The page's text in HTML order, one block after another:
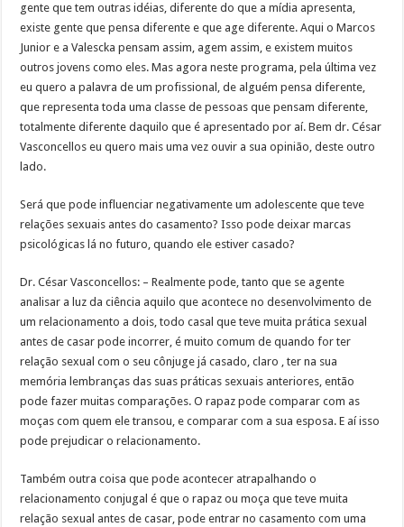
gente que tem outras idéias, diferente do que a mídia apresenta,
existe gente que pensa diferente e que age diferente. Aqui o Marcos
Junior e a Valescka pensam assim, agem assim, e existem muitos
outros jovens como eles. Mas agora neste programa, pela última vez
eu quero a palavra de um profissional, de alguém pensa diferente,
que representa toda uma classe de pessoas que pensam diferente,
totalmente diferente daquilo que é apresentado por aí. Bem dr. César
Vasconcellos eu quero mais uma vez ouvir a sua opinião, deste outro
lado.
Será que pode influenciar negativamente um adolescente que teve
relações sexuais antes do casamento? Isso pode deixar marcas
psicológicas lá no futuro, quando ele estiver casado?
Dr. César Vasconcellos: – Realmente pode, tanto que se agente
analisar a luz da ciência aquilo que acontece no desenvolvimento de
um relacionamento a dois, todo casal que teve muita prática sexual
antes de casar pode incorrer, é muito comum de quando for ter
relação sexual com o seu cônjuge já casado, claro , ter na sua
memória lembranças das suas práticas sexuais anteriores, então
pode fazer muitas comparações. O rapaz pode comparar com as
moças com quem ele transou, e comparar com a sua esposa. E aí isso
pode prejudicar o relacionamento.
Também outra coisa que pode acontecer atrapalhando o
relacionamento conjugal é que o rapaz ou moça que teve muita
relação sexual antes de casar, pode entrar no casamento com uma